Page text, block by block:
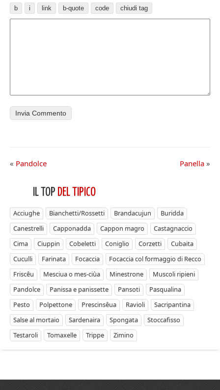
« Pandolce Panella »
IL TOP DEL TIPICO
Acciughe Bianchetti/Rossetti Brandacujun
Buridda
Canestrelli
Capponadda Cappon magro
Castagnaccio
Cima
Ciuppin Cobeletti Coniglio Corzetti
Cubaita
Cuculli
Farinata Focaccia
Focaccia col formaggio di Recco
Friscêu
Mesciua o mes-ciùa Minestrone
Muscoli ripieni
Pandolce
Panissa e panissette Pansoti
Pasqualina
Pesto
Polpettone Prescinsêua Ravioli
Sacripantina
Salse al mortaio
Sardenaira Spongata
Stoccafisso
Testaroli
Tomaxelle Trippe Zimino